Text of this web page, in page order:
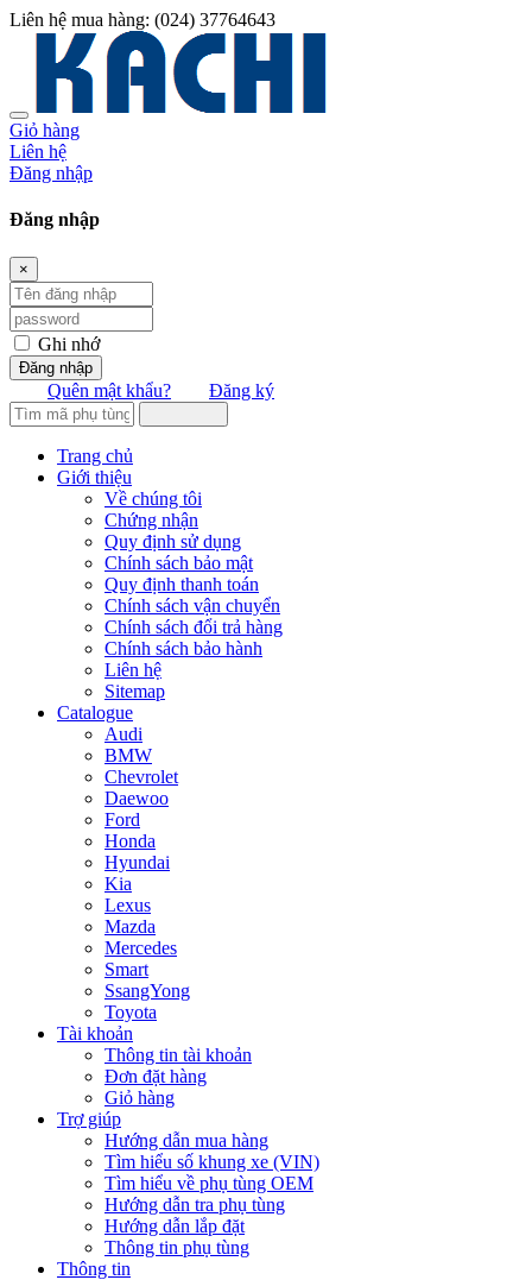
Liên hệ mua hàng: (024) 37764643
Giỏ hàng
Liên hệ
Đăng nhập
Đăng nhập
×
Ghi nhớ
Đăng nhập
Quên mật khẩu? Đăng ký
Trang chủ
Giới thiệu
Về chúng tôi
Chứng nhận
Quy định sử dụng
Chính sách bảo mật
Quy định thanh toán
Chính sách vận chuyển
Chính sách đổi trả hàng
Chính sách bảo hành
Liên hệ
Sitemap
Catalogue
Audi
BMW
Chevrolet
Daewoo
Ford
Honda
Hyundai
Kia
Lexus
Mazda
Mercedes
Smart
SsangYong
Toyota
Tài khoản
Thông tin tài khoản
Đơn đặt hàng
Giỏ hàng
Trợ giúp
Hướng dẫn mua hàng
Tìm hiểu số khung xe (VIN)
Tìm hiểu về phụ tùng OEM
Hướng dẫn tra phụ tùng
Hướng dẫn lắp đặt
Thông tin phụ tùng
Thông tin